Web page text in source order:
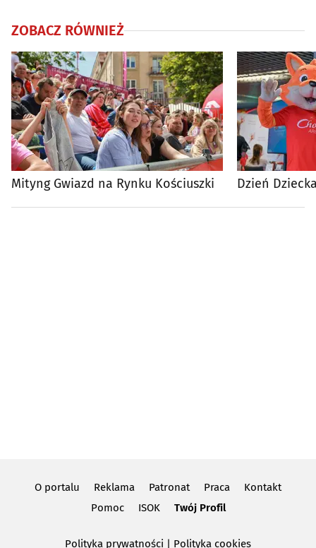
ZOBACZ RÓWNIEŻ
Mityng Gwiazd na Rynku Kościuszki Dzień
O portalu Reklama Patronat Praca
Kontakt
Pomoc
ISOK Twój Profil
Polityka prywatności Polityka cookies